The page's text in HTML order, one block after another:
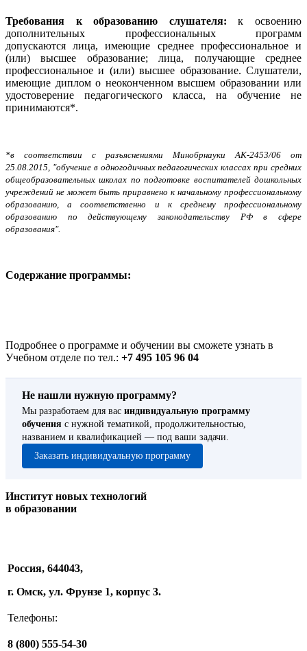
Требования к образованию слушателя:к освоению
дополнительных профессиональных программ
допускаются
лица, имеющие среднее профессиональное и
(или) высшее образование; лица, получающие среднее
профессиональное и (или) высшее образование. Слушатели,
имеющие диплом о неоконченном высшем образовании или
удостоверение педагогического класса, на обучение не
принимаются*.
*в соответствии с разъяснениями Минобрнауки АК-2453/06 от
25.08.2015, "обучение в одногодичных педагогических классах при средних
общеобразовательных школах по подготовке воспитателей дошкольных
учреждений не может быть приравнено к начальному профессиональному
образованию, а соответственно и к среднему профессиональному
образованию по действующему законодательству РФ в сфере
образования".
Содержание программы:
Подробнее о программе и обучении вы сможете узнать в
Учебном отделе по тел.: +7 495 105 96 04
Не нашли нужную программу?
Мы разработаем для вас индивидуальную программу
обучения с нужной тематикой, продолжительностью,
названием и квалификацией — под ваши задачи.
Заказать индивидуальную программу
Институт новых технологий
в образовании
Россия, 644043,
г. Омск, ул. Фрунзе 1, корпус 3.
Телефоны:
8 (800) 555-54-30